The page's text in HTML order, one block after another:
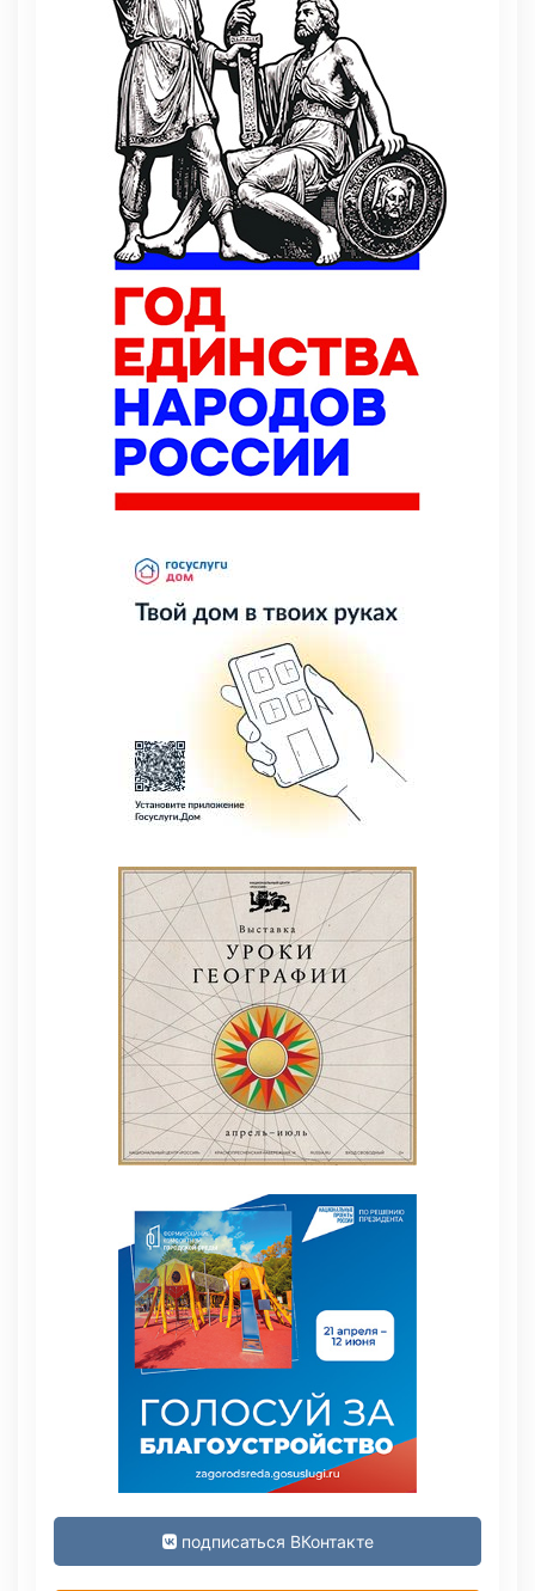
подписаться ВКонтакте